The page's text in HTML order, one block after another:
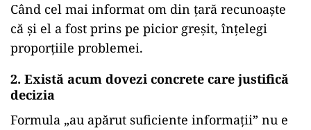
Când cel mai informat om din țară recunoaște
că și el a fost prins pe picior greșit, înțelegi
proporțiile problemei.
2. Există acum dovezi concrete care justifică
decizia
Formula „au apărut suficiente informații” nu e